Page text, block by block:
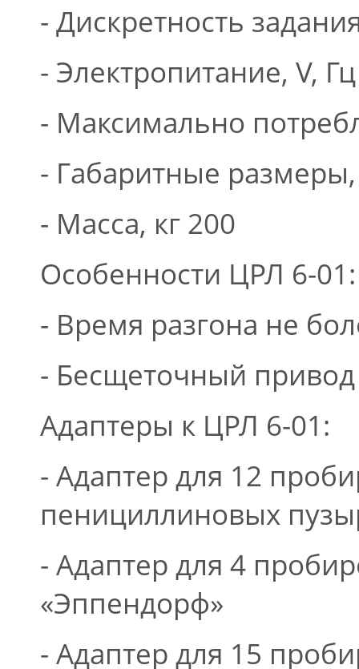
- Дискретность
- Электропитание, V,
- Максимально
- Габаритные
- Масса, кг 200
Особенности ЦРЛ 6-01:
- Время разгона не
- Бесщеточный
Адаптеры к ЦРЛ 6-01:
- Адаптер для 12
пенициллиновых
- Адаптер для 4
«Эппендорф»
- Адаптер для 15